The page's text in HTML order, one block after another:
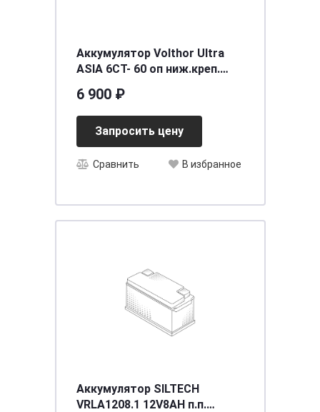
Аккумулятор Volthor Ultra
ASIA 6СТ- 60 оп ниж.креп.
[д230ш172в200(220)/600]
[D23]
6 900 ₽
Запросить цену
Сравнить В избранное
Аккумулятор SILTECH
VRLA1208.1 12V8AH п.п.